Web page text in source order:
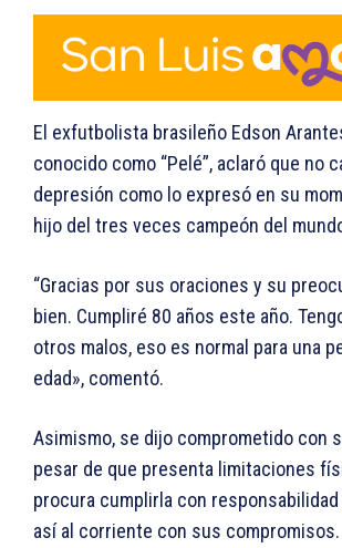
El exfutbolista brasileño Edson
conocido como “Pelé”, aclaró que no
depresión como lo expresó en su
hijo del tres veces campeón del
“Gracias por sus oraciones y su
bien. Cumpliré 80 años este año.
otros malos, eso es normal para una
edad», comentó.
Asimismo, se dijo comprometido con
pesar de que presenta limitaciones
procura cumplirla con
así al corriente con sus compromisos.